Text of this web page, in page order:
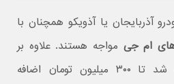
آذربایجان یا آذویکو همچنان با
ام جی مواجه هستند. علاوه بر
این، از مشتریان خواسته شد تا ۳۰۰ میلیون تومان اضافه